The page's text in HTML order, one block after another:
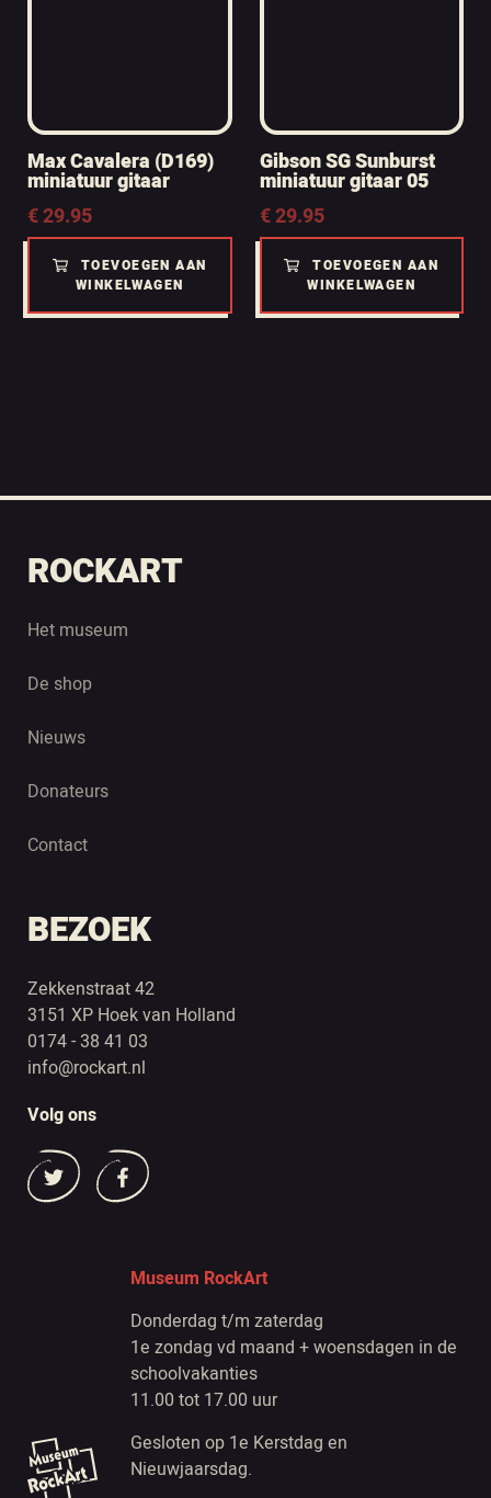
Max Cavalera (D169)
miniatuur gitaar
€29.95
TOEVOEGEN AAN
WINKELWAGEN
Gibson SG Sunburst
miniatuur gitaar 05
€29.95
TOEVOEGEN AAN
WINKELWAGEN
ROCKART
Het museum
De shop
Nieuws
Donateurs
Contact
BEZOEK
Zekkenstraat 42
3151 XP Hoek van Holland
0174 - 38 41 03
info@rockart.nl
Volg ons
Museum RockArt
Donderdag t/m zaterdag
1e zondag vd maand + woensdagen in de
schoolvakanties
11.00 tot 17.00 uur
Gesloten op 1e Kerstdag en
Nieuwjaarsdag.